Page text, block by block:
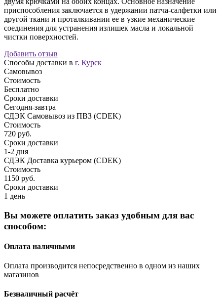
приспособления заключается в удержании патча-салфетки или
другой ткани и проталкивании ее в узкие механические
соединения для устранения излишек масла и локальной
чистки поверхностей.
Добавить отзыв
Способы доставки в г. Курск
Самовывоз
Стоимость
Бесплатно
Сроки доставки
Сегодня-завтра
СДЭК Самовывоз из ПВЗ (CDEK)
Стоимость
720 руб.
Сроки доставки
1-2 дня
СДЭК Доставка курьером (CDEK)
Стоимость
1150 руб.
Сроки доставки
1 день
Вы можете оплатить заказ удобным для вас
способом:
Оплата наличными
Оплата производится непосредственно в одном из наших
магазинов
Безналичный расчёт